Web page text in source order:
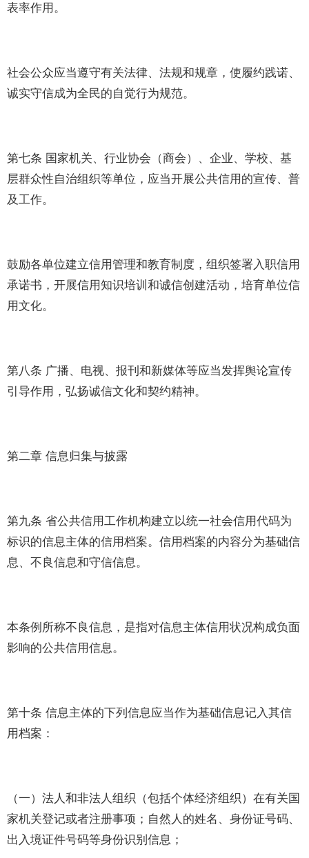
表率作用。
社会公众应当遵守有关法律、法规和规章，使履约践诺、
诚实守信成为全民的自觉行为规范。
第七条 国家机关、行业协会（商会）、企业、学校、基
层群众性自治组织等单位，应当开展公共信用的宣传、普
及工作。
鼓励各单位建立信用管理和教育制度，组织签署入职信用
承诺书，开展信用知识培训和诚信创建活动，培育单位信
用文化。
第八条 广播、电视、报刊和新媒体等应当发挥舆论宣传
引导作用，弘扬诚信文化和契约精神。
第二章 信息归集与披露
第九条 省公共信用工作机构建立以统一社会信用代码为
标识的信息主体的信用档案。信用档案的内容分为基础信
息、不良信息和守信信息。
本条例所称不良信息，是指对信息主体信用状况构成负面
影响的公共信用信息。
第十条 信息主体的下列信息应当作为基础信息记入其信
用档案：
（一）法人和非法人组织（包括个体经济组织）在有关国
家机关登记或者注册事项；自然人的姓名、身份证号码、
出入境证件号码等身份识别信息；